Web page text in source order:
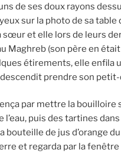
de ses doux rayons
sur la photo de sa table
sœur et elle lors de leurs
Maghreb (son père en
étirements, elle enfila
prendre son
par mettre la bouilloire
l’eau, puis des tartines
bouteille de jus d’orange du
et regarda par la fenêtre